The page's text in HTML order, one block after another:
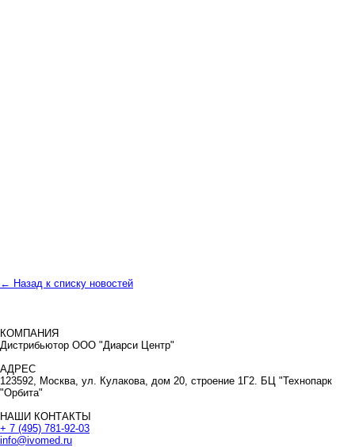
← Назад к списку новостей
КОМПАНИЯ
Дистрибьютор ООО "Диарси Центр"
АДРЕС
123592, Москва, ул. Кулакова, дом 20, строение 1Г2. БЦ "Технопарк
"Орбита"
НАШИ КОНТАКТЫ
+ 7 (495) 781-92-03
info@ivomed.ru